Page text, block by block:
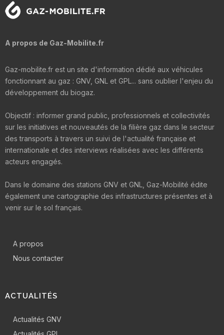
A propos de Gaz-Mobilite.fr
Gaz-mobilite.fr est un site d'information dédié aux véhicules
fonctionnant au gaz : GNV, GNL et GPL... sans oublier l'enjeu du
développement du biogaz.
Objectif : informer grand public, professionnels et collectivités
sur les initiatives et nouveautés de la filière gaz dans le secteur
des transports à travers un suivi de l'actualité française et
internationale et des interviews réalisées avec les différents
acteurs engagés.
Dans le domaine des stations GNV et GNL, Gaz-Mobilité édite
également une cartographie des infrastructures présentes et à
venir sur le sol français.
A propos
Nous contacter
ACTUALITÉS
Actualités GNV